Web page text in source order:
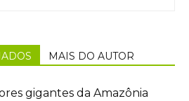
MAIS DO AUTOR
gigantes da Amazônia